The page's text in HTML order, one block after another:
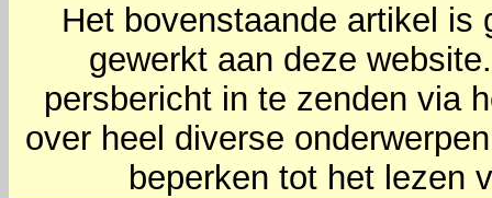
Het bovenstaande artikel is
gewerkt aan deze
persbericht in te zenden via
over heel diverse
beperken tot het lezen